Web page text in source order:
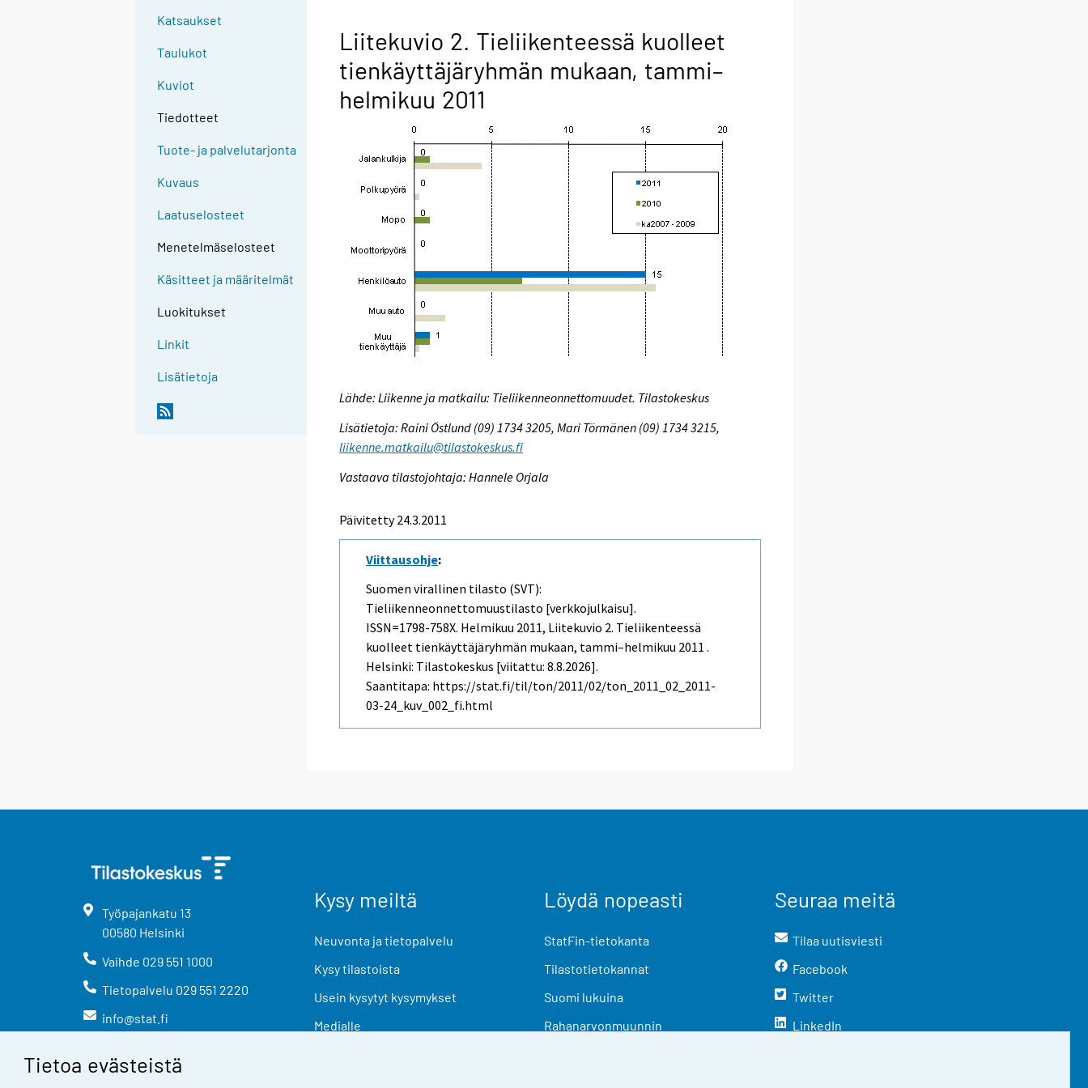
Tietoa evästeistä
Katsaukset
Taulukot
Kuviot
Tiedotteet
Tuote- ja palvelutarjonta
Kuvaus
Laatuselosteet
Menetelmäselosteet
Käsitteet ja määritelmät
Luokitukset
Linkit
Lisätietoja
Liitekuvio 2. Tieliikenteessä kuolleet
tienkäyttäjäryhmän mukaan, tammi–
helmikuu 2011
Lähde: Liikenne ja matkailu: Tieliikenneonnettomuudet. Tilastokeskus
Lisätietoja: Raini Östlund (09) 1734 3205, Mari Törmänen (09) 1734 3215,
liikenne.matkailu@tilastokeskus.fi
Vastaava tilastojohtaja: Hannele Orjala
Päivitetty 24.3.2011
Viittausohje:
Suomen virallinen tilasto (SVT):
Tieliikenneonnettomuustilasto [verkkojulkaisu].
ISSN=1798-758X. Helmikuu 2011, Liitekuvio 2. Tieliikenteessä
kuolleet tienkäyttäjäryhmän mukaan, tammi–helmikuu 2011 .
Helsinki: Tilastokeskus [viitattu: 8.8.2026].
Saantitapa: https://stat.fi/til/ton/2011/02/ton_2011_02_2011-
03-24_kuv_002_fi.html
Työpajankatu 13
00580 Helsinki
Vaihde 029 551 1000
Tietopalvelu 029 551 2220
info@stat.fi
Kysy meiltä
Neuvonta ja tietopalvelu
Kysy tilastoista
Usein kysytyt kysymykset
Medialle
Löydä nopeasti
StatFin-tietokanta
Tilastotietokannat
Suomi lukuina
Rahanarvonmuunnin
Seuraa meitä
Tilaa uutisviesti
Facebook
Twitter
LinkedIn